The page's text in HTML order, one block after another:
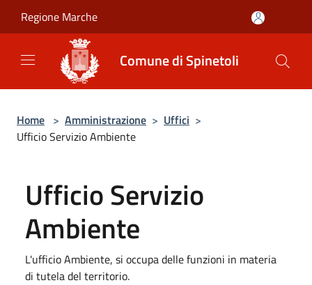
Regione Marche
Comune di Spinetoli
Home > Amministrazione > Uffici >
Ufficio Servizio Ambiente
Ufficio Servizio
Ambiente
L'ufficio Ambiente, si occupa delle funzioni in materia
di tutela del territorio.